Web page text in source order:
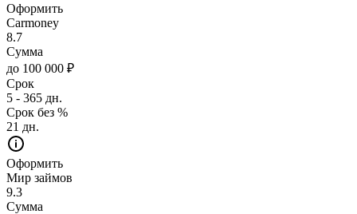
Оформить
Carmoney
8.7
Сумма
до 100 000 ₽
Срок
5 - 365 дн.
Срок без %
21 дн.
Оформить
Мир займов
9.3
Сумма